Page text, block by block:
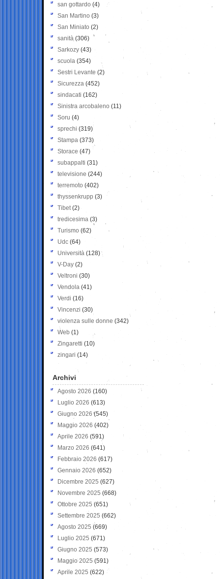
san gottardo (4)
San Martino (3)
San Miniato (2)
sanità (306)
Sarkozy (43)
scuola (354)
Sestri Levante (2)
Sicurezza (452)
sindacati (162)
Sinistra arcobaleno (11)
Soru (4)
sprechi (319)
Stampa (373)
Storace (47)
subappalti (31)
televisione(244)
terremoto (402)
thyssenkrupp (3)
Tibet(2)
tredicesima (3)
Turismo (62)
Udc (64)
Università (128)
V-Day (2)
Veltroni (30)
Vendola (41)
Verdi (16)
Vincenzi (30)
violenza sulle donne (342)
Web (1)
Zingaretti (10)
zingari (14)
Archivi
Agosto 2026 (160)
Luglio 2026 (613)
Giugno 2026 (545)
Maggio 2026 (402)
Aprile 2026 (591)
Marzo 2026 (641)
Febbraio 2026 (617)
Gennaio 2026 (652)
Dicembre 2025 (627)
Novembre 2025 (668)
Ottobre 2025 (651)
Settembre 2025 (662)
Agosto 2025 (669)
Luglio 2025 (671)
Giugno 2025 (573)
Maggio 2025 (591)
Aprile 2025 (622)